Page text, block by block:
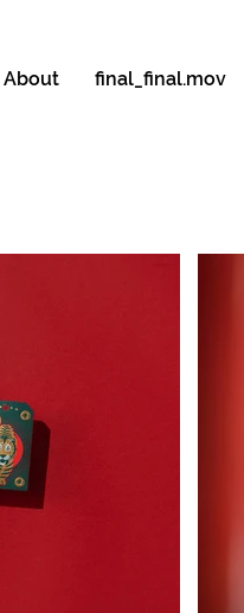
About final_final.mov